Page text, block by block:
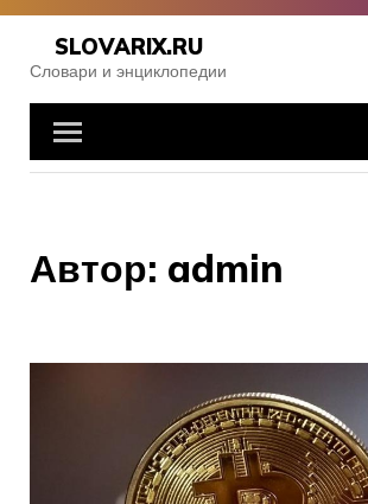
Skip
content
SLOVARIX.RU
Словари и энциклопедии
Автор: admin